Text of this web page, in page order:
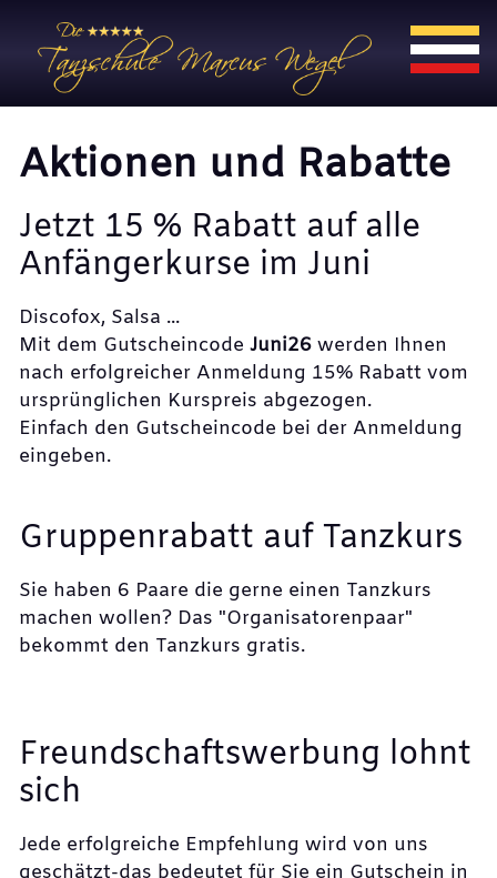
Aktionen und Rabatte
Jetzt 15 % Rabatt auf alle
Anfängerkurse im Juni
Discofox, Salsa ...
Mit dem Gutscheincode Juni26 werden Ihnen
nach erfolgreicher Anmeldung 15% Rabatt vom
ursprünglichen Kurspreis abgezogen.
Einfach den Gutscheincode bei der Anmeldung
eingeben.
Gruppenrabatt auf Tanzkurs
Sie haben 6 Paare die gerne einen Tanzkurs
machen wollen? Das "Organisatorenpaar"
bekommt den Tanzkurs gratis.
Freundschaftswerbung lohnt
sich
Jede erfolgreiche Empfehlung wird von uns
geschätzt-das bedeutet für Sie ein Gutschein in